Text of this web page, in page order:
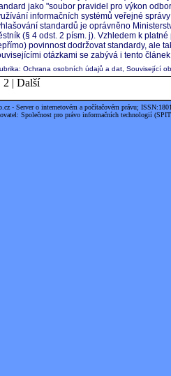
jako "soubor pravidel pro výkon
informačních systémů veřejné
standardů je oprávněno
(§ 4 odst. 2 písm. j). Vzhledem k
povinnost dodržovat standardy, ale
otázkami se zabývá i tento
Ochrana osobních údajů a dat, Související
2 | Další
- Server o internetovém a počítačovém právu;
Společnost pro právo informačních technologií